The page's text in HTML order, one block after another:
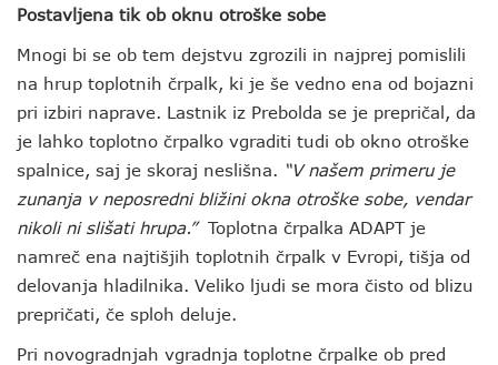
Postavljena tik ob oknu otroške sobe
Mnogi bi se ob tem dejstvu zgrozili in najprej pomislili
na hrup toplotnih črpalk, ki je še vedno ena od bojazni
pri izbiri naprave. Lastnik iz Prebolda se je prepričal, da
je lahko toplotno črpalko vgraditi tudi ob okno otroške
spalnice, saj je skoraj neslišna.
“V našem primeru je
zunanja v neposredni bližini okna otroške sobe, vendar
nikoli ni slišati hrupa.” Toplotna črpalka ADAPT je
namreč ena najtišjih toplotnih črpalk v Evropi, tišja od
delovanja hladilnika. Veliko ljudi se mora čisto od blizu
prepričati, če sploh deluje.
Pri novogradnjah vgradnja toplotne črpalke ob pred